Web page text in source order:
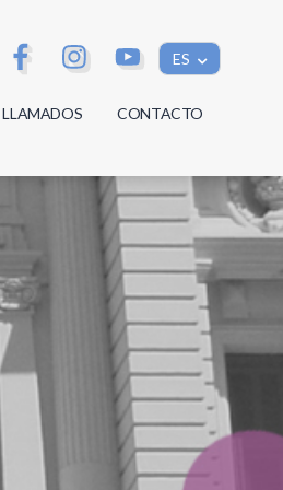
ES
LLAMADOS CONTACTO